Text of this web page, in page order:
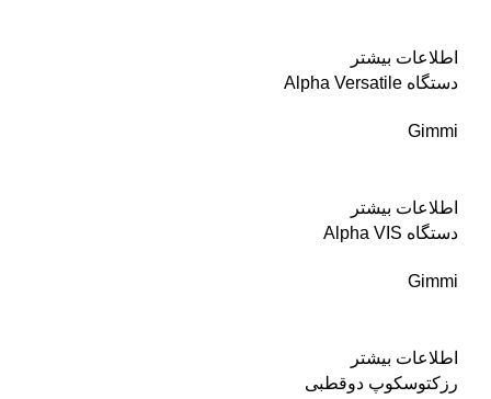
اطلاعات بیشتر
دستگاه Alpha Versatile
Gimmi
اطلاعات بیشتر
دستگاه Alpha VIS
Gimmi
اطلاعات بیشتر
رزكتوسكوپ دوقطبی